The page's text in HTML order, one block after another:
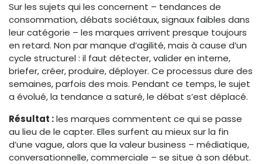
Sur les sujets qui les concernent – tendances de
consommation, débats sociétaux, signaux faibles dans
leur catégorie – les marques arrivent presque toujours
en retard. Non par manque d’agilité, mais à cause d’un
cycle structurel : il faut détecter, valider en interne,
briefer, créer, produire, déployer. Ce processus dure des
semaines, parfois des mois. Pendant ce temps, le sujet
a évolué, la tendance a saturé, le débat s’est déplacé.
Résultat :les marques commentent ce qui se passe
au lieu de le capter. Elles surfent au mieux sur la fin
d’une vague, alors que la valeur business – médiatique,
conversationnelle, commerciale – se situe à son début.